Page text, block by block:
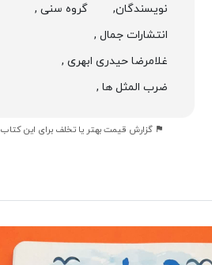
نویسندگان,
گروه سنی ,
انتشارات جمال ,
غلامرضا حیدری ابهری ,
ضرب المثل ها ,
گزارش قیمت بهتر یا تخلف برای این کتاب